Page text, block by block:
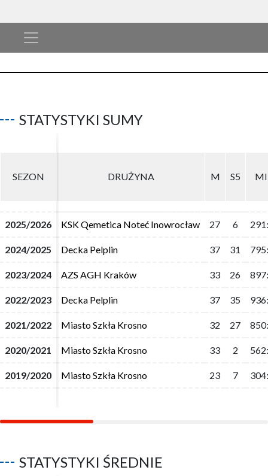
STATYSTYKI SUMY
SEZON DRUŻYNA M S5
2025/2026 KSK Qemetica Noteć Inowrocław 27 6
2024/2025 Decka Pelplin 37 31
2023/2024 AZS AGH Kraków 33 26
2022/2023 Decka Pelplin 37 35
2021/2022 Miasto Szkła Krosno 32 27
2020/2021 Miasto Szkła Krosno 33 2
2019/2020 Miasto Szkła Krosno 23 7
SEZON DRUŻYNA M S5
2025/2026 KSK Qemetica Noteć Inowrocław 27 6
2024/2025 Decka Pelplin 37 31
2023/2024 AZS AGH Kraków 33 26
2022/2023 Decka Pelplin 37 35
2021/2022 Miasto Szkła Krosno 32 27
2020/2021 Miasto Szkła Krosno 33 2
2019/2020 Miasto Szkła Krosno 23 7
STATYSTYKI ŚREDNIE